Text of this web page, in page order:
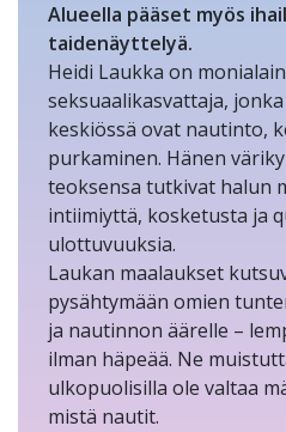
Alueella pääset myös
taidenäyttelyä.
Heidi Laukka on
seksuaalikasvattaja,
keskiössä ovat nautinto,
purkaminen. Hänen
teoksensa tutkivat halun
intiimiyttä, kosketusta ja
ulottuvuuksia.
Laukan maalaukset
pysähtymään omien
ja nautinnon äärelle –
ilman häpeää. Ne
ulkopuolisilla ole valtaa
mistä nautit.